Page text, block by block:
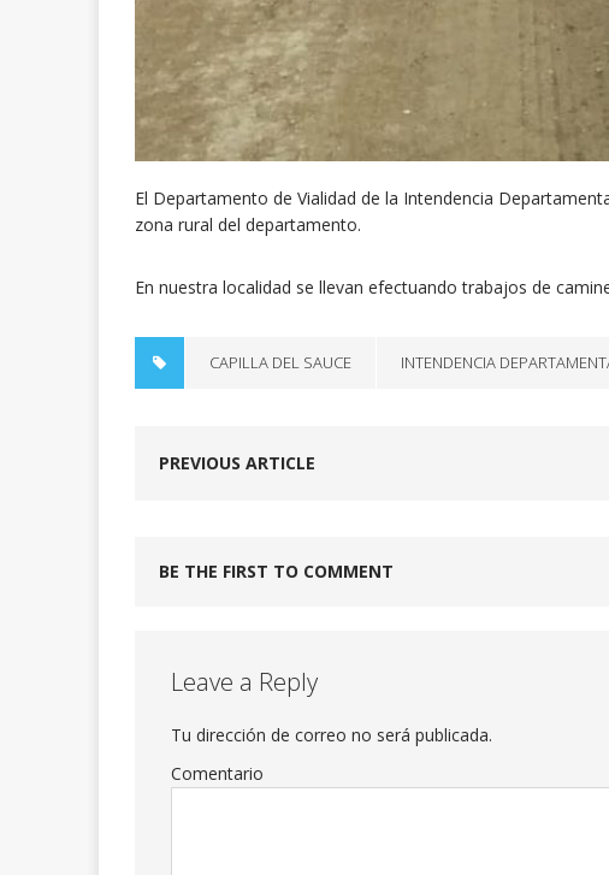
El Departamento de Vialidad de la Intendencia
zona rural del departamento.
En nuestra localidad se llevan efectuando trabajos de
CAPILLA DEL SAUCE INTENDENCIA
PREVIOUS ARTICLE
BE THE FIRST TO COMMENT
Leave a Reply
Tu dirección de correo no será publicada.
Comentario